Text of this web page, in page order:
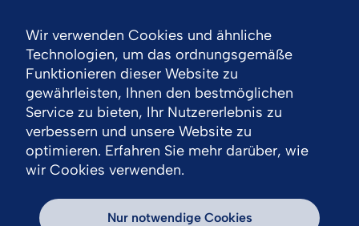
Wir verwenden Cookies und ähnliche
Technologien, um das ordnungsgemäße
Funktionieren dieser Website zu
gewährleisten, Ihnen den bestmöglichen
Service zu bieten, Ihr Nutzererlebnis zu
verbessern und unsere Website zu
optimieren. Erfahren Sie mehr darüber, wie
wir Cookies verwenden.
Nur notwendige Cookies